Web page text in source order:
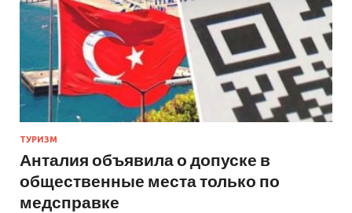
ТУРИЗМ
Анталия объявила о допуске в
общественные места только по
медсправке